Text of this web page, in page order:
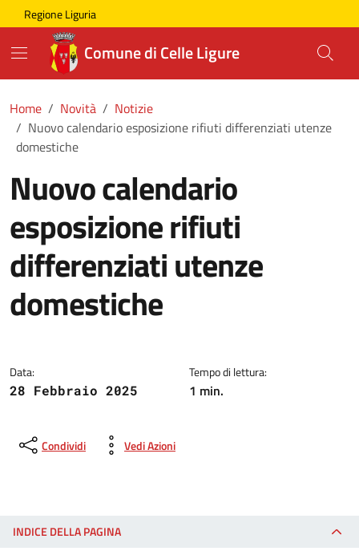
Skip to main content
Comune di Celle Ligure
Regione Liguria
Comune di Celle Ligure
Home Novità
Notizie
Nuovo calendario esposizione rifiuti differenziati utenze
domestiche
Nuovo calendario
esposizione rifiuti
differenziati utenze
domestiche
Data:
28 Febbraio 2025
Tempo di lettura:
1 min.
Condividi Vedi Azioni
INDICE DELLA PAGINA